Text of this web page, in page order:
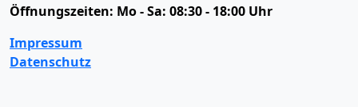
Öffnungszeiten: Mo - Sa: 08:30 - 18:00 Uhr
Impressum
Datenschutz